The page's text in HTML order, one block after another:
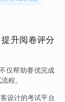
升阅卷评分
仅帮助赛优完成
程。
设计的考试平台